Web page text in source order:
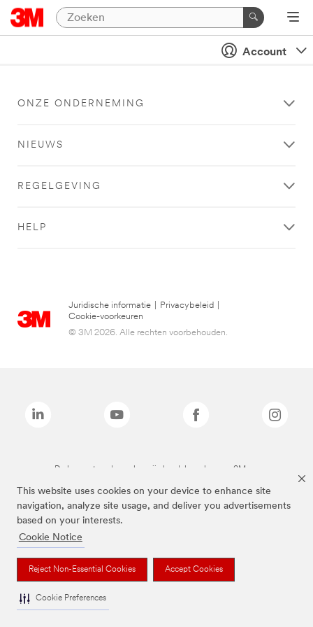
This website uses cookies on your device to enhance site
navigation, analyze site usage, and deliver you advertisements
based on your interests.
Cookie Notice
Reject Non-Essential Cookies Accept Cookies
Cookie Preferences
Account
ONZE ONDERNEMING
NIEUWS
REGELGEVING
HELP
Juridische informatie Privacybeleid
Cookie-voorkeuren
© 3M 2026. Alle rechten voorbehouden.
De bovenstaande merken zijn handelsmerken van 3M.we